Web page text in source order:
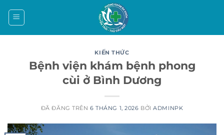
đến
KIẾN THỨC
Bệnh viện khám bệnh phong
cùi ở Bình Dương
ĐÃ ĐĂNG TRÊN6 THÁNG 1, 2026 BỞIADMINPK